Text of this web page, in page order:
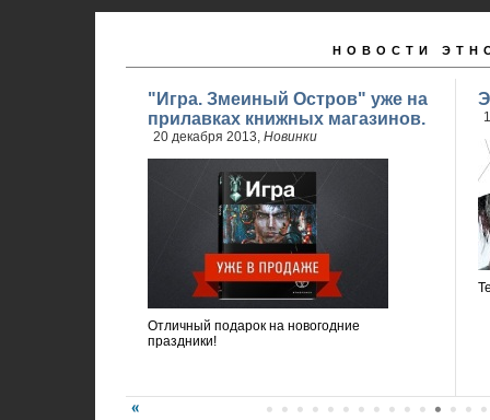
НОВОСТИ
"Игра. Змеиный Остров" уже на
прилавках книжных магазинов.
20 декабря 2013, Новинки
Отличный подарок на новогодние
праздники!